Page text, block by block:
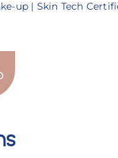
up | Skin Tech